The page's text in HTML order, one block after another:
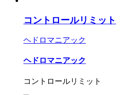
コントロールリミット
ヘドロマニアック
ヘドロマニアック
コントロールリミット